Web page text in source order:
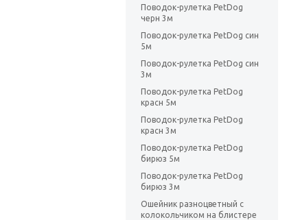
Поводок-рулетка PetDog
черн 3м
Поводок-рулетка PetDog син
5м
Поводок-рулетка PetDog син
3м
Поводок-рулетка PetDog
красн 5м
Поводок-рулетка PetDog
красн 3м
Поводок-рулетка PetDog
бирюз 5м
Поводок-рулетка PetDog
бирюз 3м
Ошейник разноцветный с
колокольчиком на блистере